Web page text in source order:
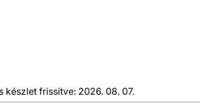
készlet frissítve: 2026. 08. 07.